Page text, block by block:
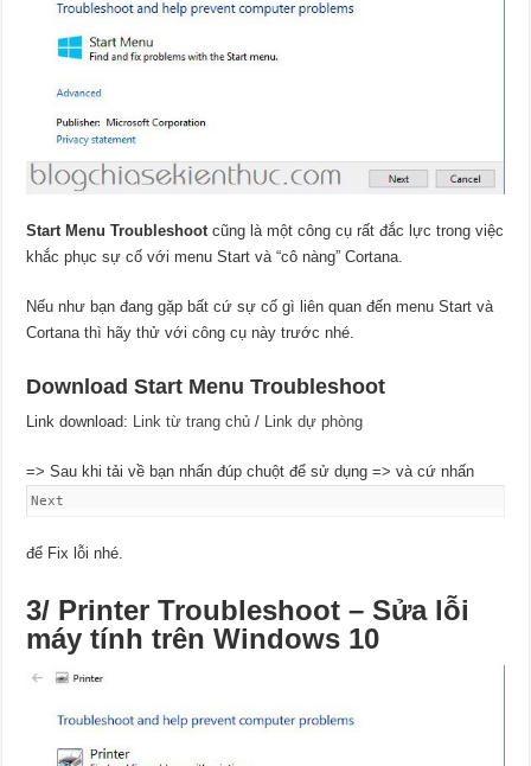
Start Menu Troubleshoot cũng là một công cụ rất đắc lực trong việc
khắc phục sự cố với menu Start và “cô nàng” Cortana.
Nếu như bạn đang gặp bất cứ sự cố gì liên quan đến menu Start và
Cortana thì hãy thử với công cụ này trước nhé.
Download Start Menu Troubleshoot
Link download: Link từ trang chủ / Link dự phòng
=> Sau khi tải về bạn nhấn đúp chuột để sử dụng => và cứ nhấn
Next
để Fix lỗi nhé.
3/ Printer Troubleshoot – Sửa lỗi
máy tính trên Windows 10